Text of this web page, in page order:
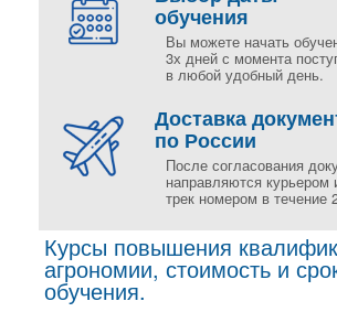
обучения
Вы можете начать
3х дней с момента
в любой удобный день.
Доставка
по России
После согласования
направляются курьером
трек номером в течение
Курсы повышения
агрономии, стоимость и
обучения.